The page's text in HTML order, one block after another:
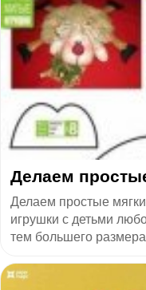
Делаем
Делаем простые
игрушки с детьми
тем большего